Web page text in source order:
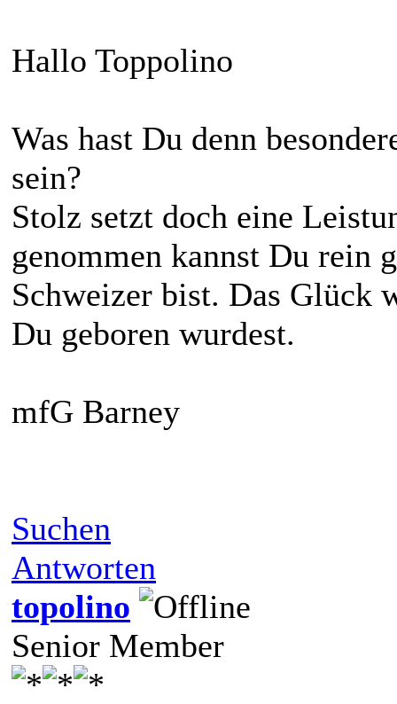
Hallo Toppolino
Was hast Du denn
sein?
Stolz setzt doch eine
genommen kannst Du rein
Schweizer bist. Das Glück
Du geboren wurdest.
mfG Barney
Suchen
Antworten
topolino
Senior Member